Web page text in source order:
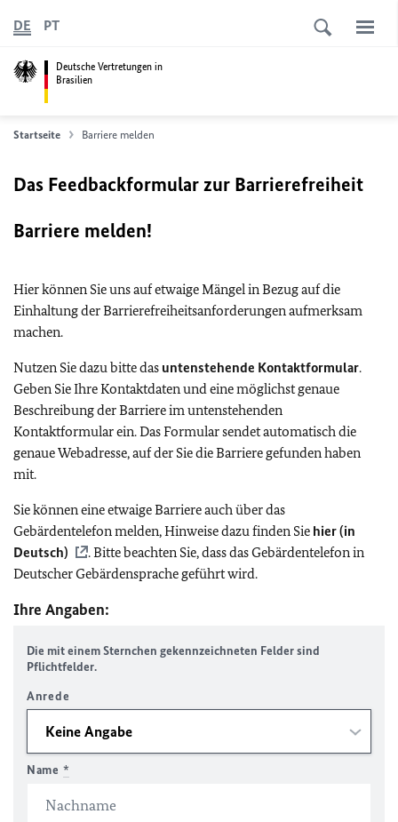
Deutsche Vertretungen in
Brasilien
DE PT
Startseite Barriere melden
Das Feedbackformular zur Barrierefreiheit
Barriere melden!
Hier können Sie uns auf etwaige Mängel in Bezug auf die
Einhaltung der Barrierefreiheitsanforderungen aufmerksam
machen.
Nutzen Sie dazu bitte das untenstehende Kontaktformular.
Geben Sie Ihre Kontaktdaten und eine möglichst genaue
Beschreibung der Barriere im untenstehenden
Kontaktformular ein. Das Formular sendet automatisch die
genaue Webadresse, auf der Sie die Barriere gefunden haben
mit.
Sie können eine etwaige Barriere auch über das
Gebärdentelefon melden, Hinweise dazu finden Sie hier (in
Deutsch)
. Bitte beachten Sie, dass das Gebärdentelefon in
Deutscher Gebärdensprache geführt wird.
Ihre Angaben:
Die mit einem Sternchen gekennzeichneten Felder sind
Pflichtfelder.
Anrede
Name *